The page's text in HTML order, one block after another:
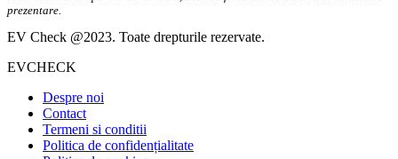
prezentare.
EV Check @2023. Toate drepturile rezervate.
EVCHECK
Despre noi
Contact
Termeni si conditii
Politica de confidențialitate